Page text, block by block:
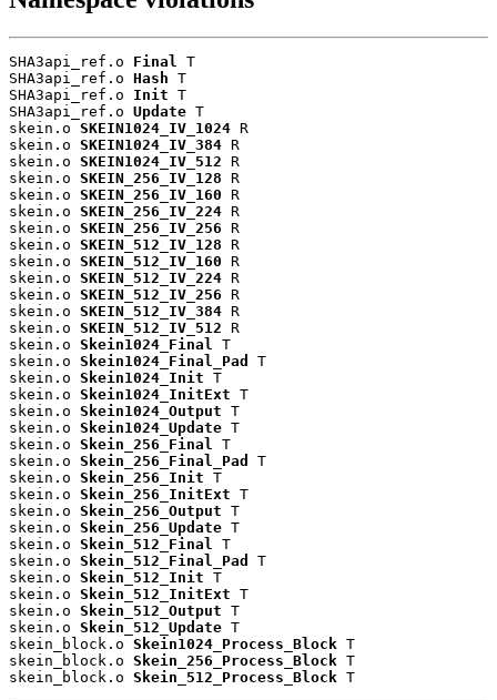
SHA3api_ref.o Final T
SHA3api_ref.o Hash T
SHA3api_ref.o Init T
SHA3api_ref.o Update T
skein.o SKEIN1024_IV_1024 R
skein.o SKEIN1024_IV_384 R
skein.o SKEIN1024_IV_512 R
skein.o SKEIN_256_IV_128 R
skein.o SKEIN_256_IV_160 R
skein.o SKEIN_256_IV_224 R
skein.o SKEIN_256_IV_256 R
skein.o SKEIN_512_IV_128 R
skein.o SKEIN_512_IV_160 R
skein.o SKEIN_512_IV_224 R
skein.o SKEIN_512_IV_256 R
skein.o SKEIN_512_IV_384 R
skein.o SKEIN_512_IV_512 R
skein.o Skein1024_Final T
skein.o Skein1024_Final_Pad
T
skein.o Skein1024_Init T
skein.o Skein1024_InitExt T
skein.o Skein1024_Output T
skein.o Skein1024_Update T
skein.o Skein_256_Final T
skein.o Skein_256_Final_Pad
T
skein.o Skein_256_Init T
skein.o Skein_256_InitExt T
skein.o Skein_256_Output T
skein.o Skein_256_Update T
skein.o Skein_512_Final T
skein.o Skein_512_Final_Pad
T
skein.o Skein_512_Init T
skein.o Skein_512_InitExt T
skein.o Skein_512_Output T
skein.o Skein_512_Update T
skein_block.o Skein1024_Process_Block T
skein_block.o Skein_256_Process_Block T
skein_block.o Skein_512_Process_Block T